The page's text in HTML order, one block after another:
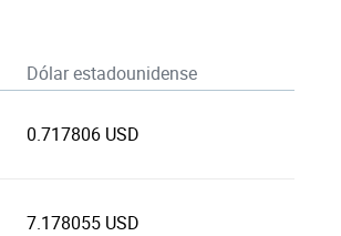
Dólar estadounidense
0.717806 USD
7.178055 USD